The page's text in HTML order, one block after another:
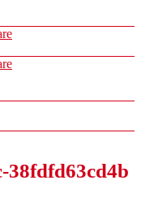
38fdfd63cd4b